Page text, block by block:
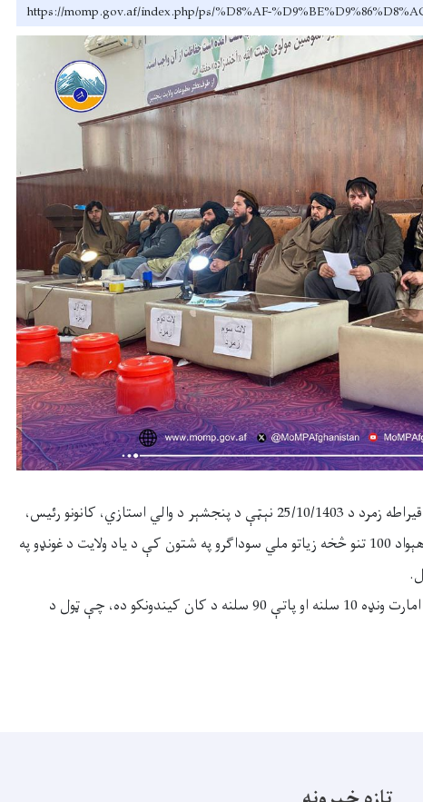
https://momp.gov.af/index.php/ps/%D8%AF-
د (56600) امریکايي ډالرو په ارزښت د (2133) قیراطه زمرد د 25/10/1403 نېټې د پنجشېر د والي استازي، کانونو رئیس،
سیمه یزو مسوولینو، کان کیندونکو، رسنیو او د هېواد 100 تنو څخه زیاتو ملي سوداګرو په شتون کې د یاد ولایت د غونډو په
د یادولو وړ ده، چې په دغو زمردو کې د اسلامي امارت ونډه 10 سلنه او پاتې 90 سلنه د کان کیندونکو ده، چې ټول د